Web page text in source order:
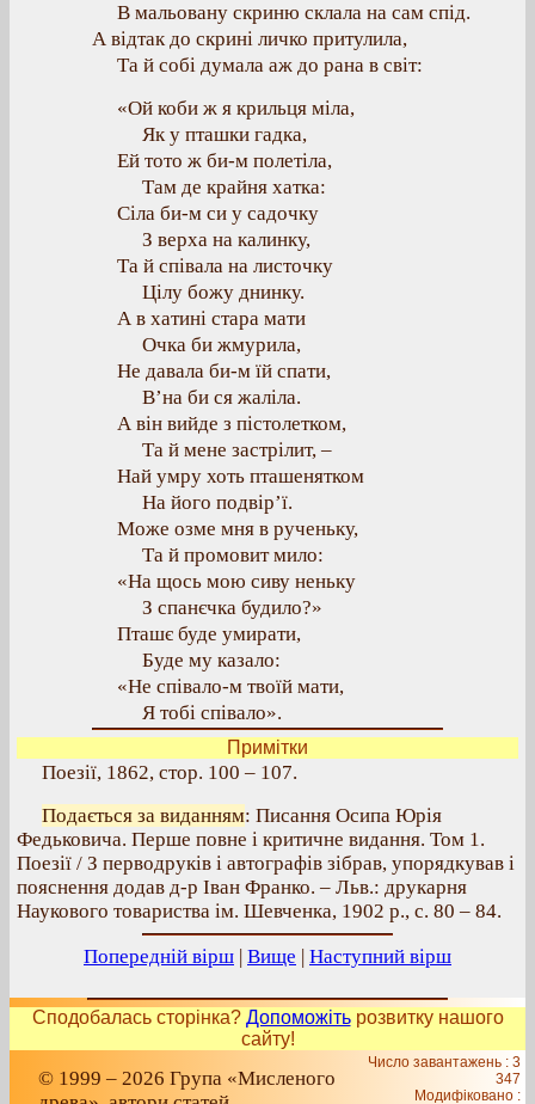
В мальовану скриню склала на сам спід.
А відтак до скрині личко притулила,
Та й собі думала аж до рана в світ:
«Ой коби ж я крильця міла,
Як у пташки гадка,
Ей тото ж би-м полетіла,
Там де крайня хатка:
Сіла би-м си у садочку
З верха на калинку,
Та й співала на листочку
Цілу божу днинку.
А в хатині стара мати
Очка би жмурила,
Не давала би-м їй спати,
В’на би ся жаліла.
А він вийде з пістолетком,
Та й мене застрілит, –
Най умру хоть пташенятком
На його подвір’ї.
Може озме мня в рученьку,
Та й промовит мило:
«На щось мою сиву неньку
З спанєчка будило?»
Пташє буде умирати,
Буде му казало:
«Не співало-м твоїй мати,
Я тобі співало».
Примітки
Поезії, 1862, стор. 100 – 107.
Подається за виданням: Писання Осипа Юрія
Федьковича. Перше повне і критичне видання. Том 1.
Поезії / З перводруків і автографів зібрав, упорядкував і
пояснення додав д-р Іван Франко. – Льв.: друкарня
Наукового товариства ім. Шевченка, 1902 р., с. 80 – 84.
Попередній вірш | Вище | Наступний вірш
Сподобалась сторінка? Допоможітьрозвитку нашого
сайту!
© 1999 – 2026 Група «Мисленого
Число завантажень : 3
347
Модифіковано :